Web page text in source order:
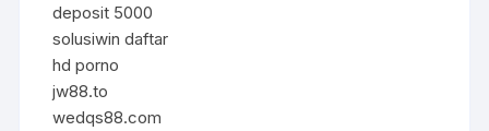
deposit 5000
solusiwin daftar
hd porno
jw88.to
wedqs88.com